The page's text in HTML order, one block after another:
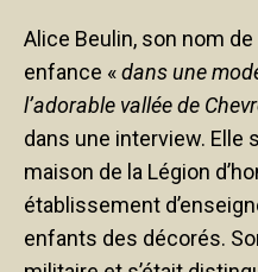
Alice Beulin, son nom
enfance «dans une
l’adorable vallée de
dans une interview. Elle
maison de la Légion
établissement
enfants des décorés.